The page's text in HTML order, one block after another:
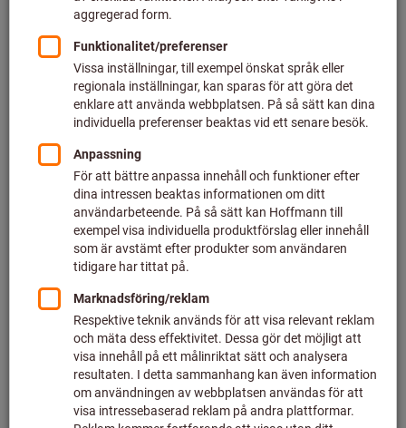
Filtrera och sortera
produkter
Produkter
Stålskala böjlig, smal, rostfri
mattpolerad
Art-nr.: 461800
Leverans klar
6 varianter
29,25 SEK
plus lagstadgad moms Priser plus
leveranskostnader